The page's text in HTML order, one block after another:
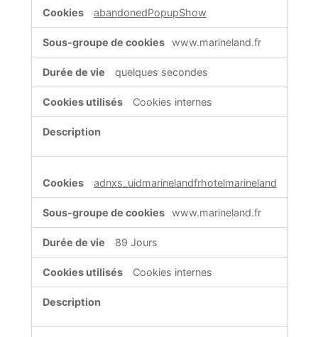
abandonedPopupShow
www.marineland.fr
quelques secondes
Cookies internes
adnxs_uidmarinelandfrhotelmarineland
www.marineland.fr
89 Jours
Cookies internes